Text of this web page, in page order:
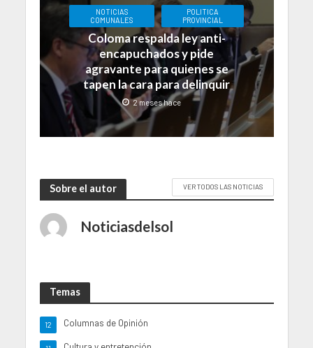
NOTICIAS
COMUNALES
POLITICA
PROVINCIAL
Coloma respalda ley anti-
encapuchados y pide
agravante para quienes se
tapen la cara para delinquir
2 meses hace
Sobre el autor VER TODOS LAS NOTICIAS
Noticiasdelsol
Temas
Columnas de Opinión
12